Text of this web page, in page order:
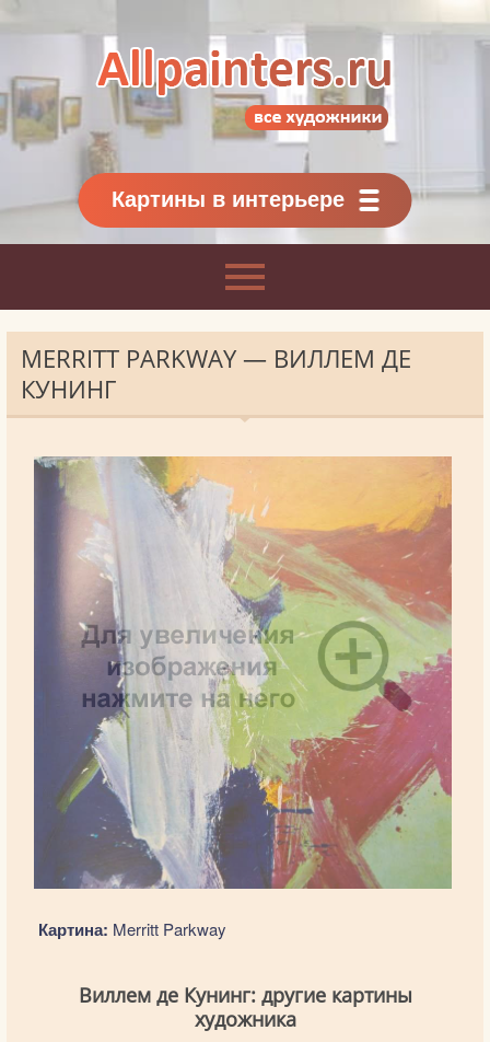
Картины классиков
и современников
Картины в интерьере
MERRITT PARKWAY — ВИЛЛЕМ ДЕ
КУНИНГ
Картина: Merritt Parkway
Виллем де Кунинг: другие картины
художника